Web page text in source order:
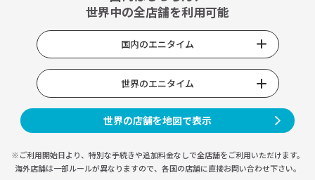
世界中の全店舗を利用可能
国内のエニタイム
世界のエニタイム
世界の店舗を地図で表示
※ご利用開始日より、特別な手続きや追加料金なしで全店舗をご利用いただけます。
海外店舗は一部ルールが異なりますので、 各国の店舗に直接お問い合わせ下さい。